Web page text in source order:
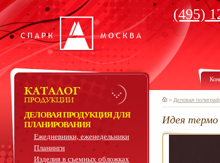
(495)
ДЕЛОВАЯ ПРОДУКЦИЯ ДЛЯ
ПЛАНИРОВАНИЯ
Ежедневники, еженедельники
Планинги
Изделия в съемных обложках
> Деловая
Идея термо